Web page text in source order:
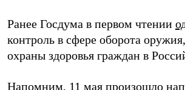
Ранее Госдума в первом чтении
контроль в сфере оборота
охраны здоровья граждан в
Напомним, 11 мая произошло